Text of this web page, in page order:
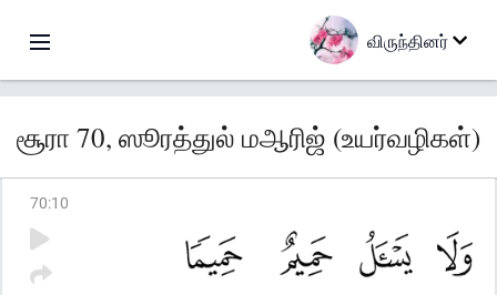
விருந்தினர்
சூரா 70, ஸூரத்துல் மஆரிஜ் (உயர்வழிகள்)
70:10